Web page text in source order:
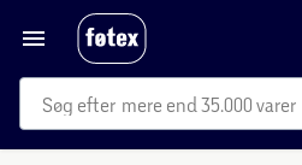
mere end 35.000 varer